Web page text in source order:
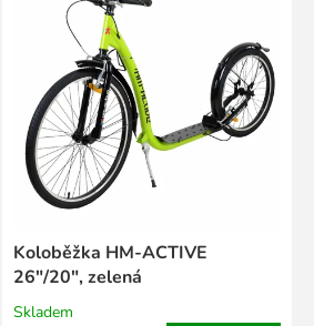
Koloběžka HM-ACTIVE
26"/20", zelená
Skladem